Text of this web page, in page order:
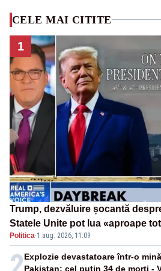
CELE MAI CITITE
1
Trump, dezvăluire șocantă
Statele Unite pot lua «aproape
Ucrainei”
Politica·1 aug. 2026, 11:09
Explozie devastatoare într-o
Pakistan: cel puțin 34 de morți -